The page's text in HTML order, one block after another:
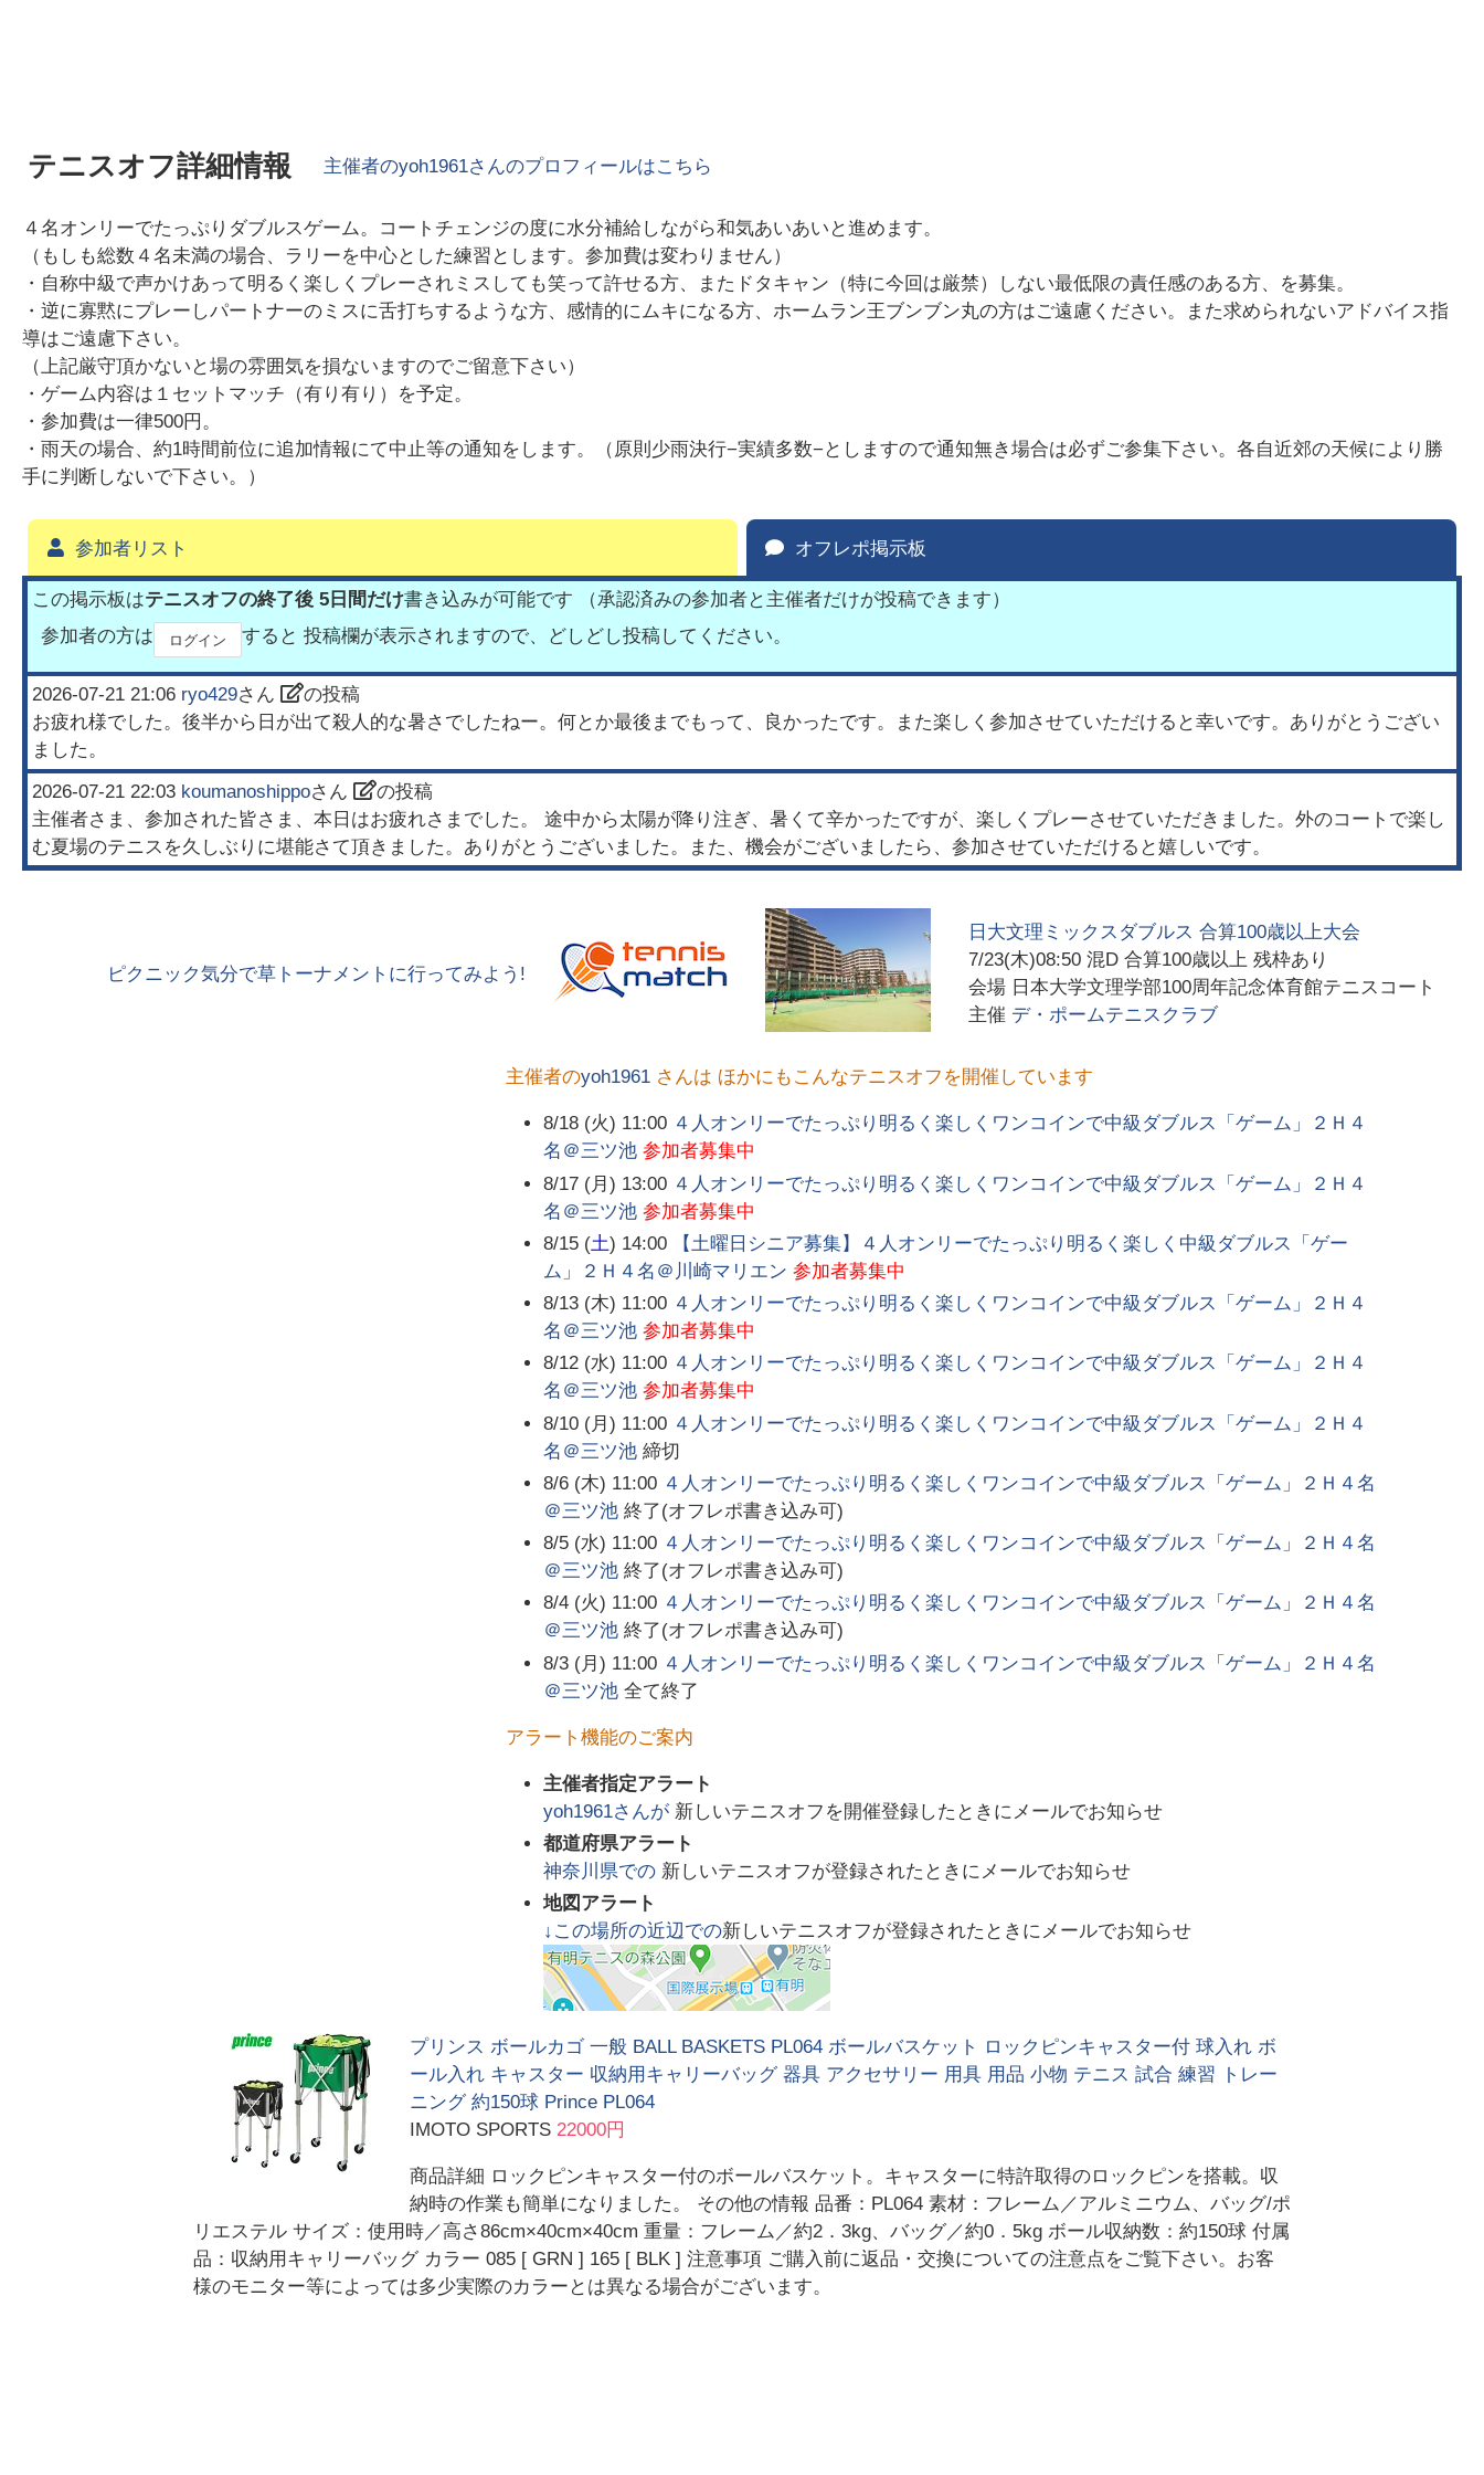
テニスオフ詳細情報 主催者のyoh1961さんのプロフィールはこちら
４名オンリーでたっぷりダブルスゲーム。コートチェンジの度に水分補給しながら和気あいあいと進めます。
（もしも総数４名未満の場合、ラリーを中心とした練習とします。参加費は変わりません）
・自称中級で声かけあって明るく楽しくプレーされミスしても笑って許せる方、またドタキャン（特に今回は厳禁）しない最低限の責任感のある方、を募集。
・逆に寡黙にプレーしパートナーのミスに舌打ちするような方、感情的にムキになる方、ホームラン王ブンブン丸の方はご遠慮ください。また求められないアドバイス指
導はご遠慮下さい。
（上記厳守頂かないと場の雰囲気を損ないますのでご留意下さい）
・ゲーム内容は１セットマッチ（有り有り）を予定。
・参加費は一律500円。
・雨天の場合、約1時間前位に追加情報にて中止等の通知をします。（原則少雨決行−実績多数−としますので通知無き場合は必ずご参集下さい。各自近郊の天候により勝
手に判断しないで下さい。）
参加者リスト オフレポ掲示板
この掲示板はテニスオフの終了後 5日間だけ書き込みが可能です （承認済みの参加者と主催者だけが投稿できます）
参加者の方は
ログイン すると 投稿欄が表示されますので、どしどし投稿してください。
2026-07-21 21:06 ryo429さん
の投稿
お疲れ様でした。後半から日が出て殺人的な暑さでしたねー。何とか最後までもって、良かったです。また楽しく参加させていただけると幸いです。ありがとうござい
ました。
2026-07-21 22:03 koumanoshippoさん
の投稿
主催者さま、参加された皆さま、本日はお疲れさまでした。 途中から太陽が降り注ぎ、暑くて辛かったですが、楽しくプレーさせていただきました。外のコートで楽し
む夏場のテニスを久しぶりに堪能さて頂きました。ありがとうございました。また、機会がございましたら、参加させていただけると嬉しいです。
ピクニック気分で草トーナメントに行ってみよう!
日大文理ミックスダブルス 合算100歳以上大会
7/23(木)08:50 混D 合算100歳以上 残枠あり
会場 日本大学文理学部100周年記念体育館テニスコート
主催 デ・ポームテニスクラブ
主催者のyoh1961 さんは ほかにもこんなテニスオフを開催しています
8/18 (火) 11:00 ４人オンリーでたっぷり明るく楽しくワンコインで中級ダブルス「ゲーム」２Ｈ４
名＠三ツ池 参加者募集中
8/17 (月) 13:00 ４人オンリーでたっぷり明るく楽しくワンコインで中級ダブルス「ゲーム」２Ｈ４
名＠三ツ池 参加者募集中
8/15 (土) 14:00
【土曜日シニア募集】４人オンリーでたっぷり明るく楽しく中級ダブルス「ゲー
ム」２Ｈ４名＠川崎マリエン 参加者募集中
8/13 (木) 11:00 ４人オンリーでたっぷり明るく楽しくワンコインで中級ダブルス「ゲーム」２Ｈ４
名＠三ツ池 参加者募集中
8/12 (水) 11:00 ４人オンリーでたっぷり明るく楽しくワンコインで中級ダブルス「ゲーム」２Ｈ４
名＠三ツ池 参加者募集中
8/10 (月) 11:00 ４人オンリーでたっぷり明るく楽しくワンコインで中級ダブルス「ゲーム」２Ｈ４
名＠三ツ池 締切
8/6 (木) 11:00 ４人オンリーでたっぷり明るく楽しくワンコインで中級ダブルス「ゲーム」２Ｈ４名
＠三ツ池 終了(オフレポ書き込み可)
8/5 (水) 11:00 ４人オンリーでたっぷり明るく楽しくワンコインで中級ダブルス「ゲーム」２Ｈ４名
＠三ツ池 終了(オフレポ書き込み可)
8/4 (火) 11:00 ４人オンリーでたっぷり明るく楽しくワンコインで中級ダブルス「ゲーム」２Ｈ４名
＠三ツ池 終了(オフレポ書き込み可)
8/3 (月) 11:00 ４人オンリーでたっぷり明るく楽しくワンコインで中級ダブルス「ゲーム」２Ｈ４名
＠三ツ池 全て終了
アラート機能のご案内
主催者指定アラート
yoh1961さんが 新しいテニスオフを開催登録したときにメールでお知らせ
都道府県アラート
神奈川県での 新しいテニスオフが登録されたときにメールでお知らせ
地図アラート
↓この場所の近辺での新しいテニスオフが登録されたときにメールでお知らせ
プリンス ボールカゴ 一般 BALL BASKETS PL064 ボールバスケット ロックピンキャスター付 球入れ ボ
ール入れ キャスター 収納用キャリーバッグ 器具 アクセサリー 用具 用品 小物 テニス 試合 練習 トレー
ニング 約150球 Prince PL064
IMOTO SPORTS 22000円
商品詳細 ロックピンキャスター付のボールバスケット。キャスターに特許取得のロックピンを搭載。収
納時の作業も簡単になりました。 その他の情報 品番：PL064 素材：フレーム／アルミニウム、バッグ/ポ
リエステル サイズ：使用時／高さ86cm×40cm×40cm 重量：フレーム／約2．3kg、バッグ／約0．5kg ボール収納数：約150球 付属
品：収納用キャリーバッグ カラー 085 [ GRN ] 165 [ BLK ] 注意事項 ご購入前に返品・交換についての注意点をご覧下さい。お客
様のモニター等によっては多少実際のカラーとは異なる場合がございます。